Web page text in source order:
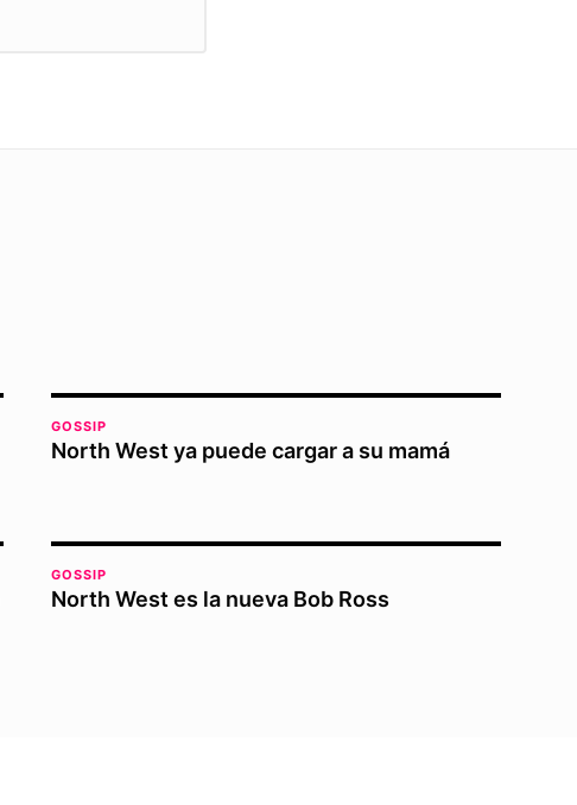
GOSSIP
North West ya puede cargar a su mamá
GOSSIP
North West es la nueva Bob Ross